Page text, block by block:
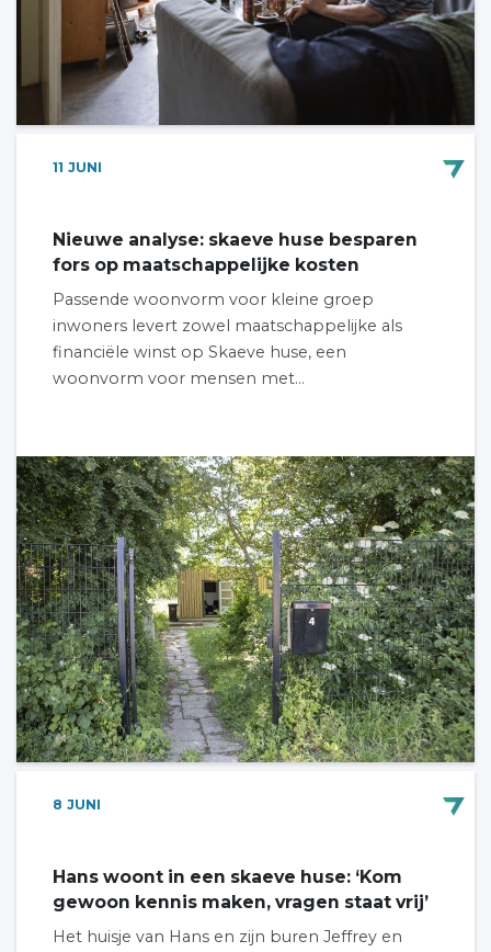
11 JUNI
Nieuwe analyse: skaeve huse besparen
fors op maatschappelijke kosten
Passende woonvorm voor kleine groep
inwoners levert zowel maatschappelijke als
financiële winst op Skaeve huse, een
woonvorm voor mensen met...
8 JUNI
Hans woont in een skaeve huse: ‘Kom
gewoon kennis maken, vragen staat vrij’
Het huisje van Hans en zijn buren Jeffrey en